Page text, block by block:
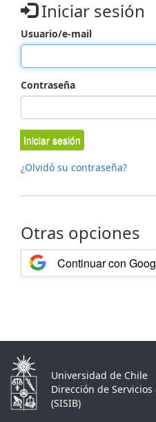
Iniciar sesión
Usuario/e-mail
Contraseña
Iniciar sesión
¿Olvidó su contraseña?
Otras opciones
Continuar con
Universidad de Chile
Dirección de
(SISIB)